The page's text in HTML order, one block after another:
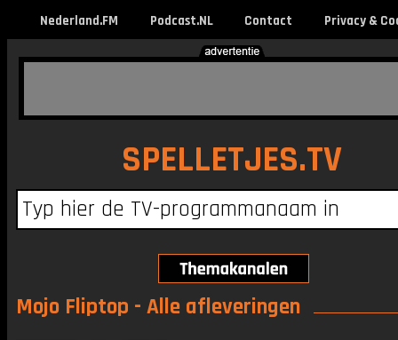
Nederland.FM Podcast.NL Contact Privacy &
SPELLETJES.TV
Mojo Fliptop - Alle afleveringen